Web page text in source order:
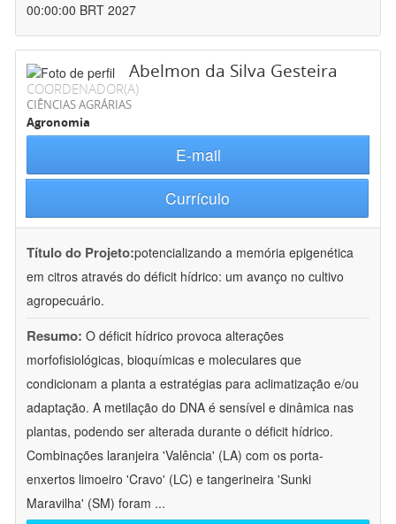
00:00:00 BRT 2027
Abelmon da Silva Gesteira
COORDENADOR(A)
CIÊNCIAS AGRÁRIAS
Agronomia
E-mail
Currículo
Título do Projeto:potencializando a memória epigenética
em citros através do déficit hídrico: um avanço no cultivo
agropecuário.
Resumo: O déficit hídrico provoca alterações
morfofisiológicas, bioquímicas e moleculares que
condicionam a planta a estratégias para aclimatização e/ou
adaptação. A metilação do DNA é sensível e dinâmica nas
plantas, podendo ser alterada durante o déficit hídrico.
Combinações laranjeira 'Valência' (LA) com os porta-
enxertos limoeiro 'Cravo' (LC) e tangerineira 'Sunki
Maravilha' (SM) foram ...